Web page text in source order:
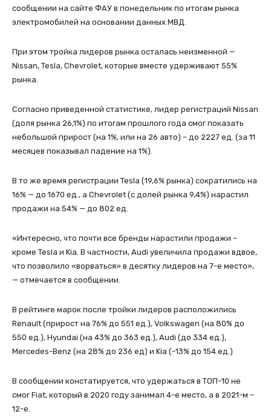
сообщении на сайте ФАУ в понедельник по итогам рынка
электромобилей на основании данных МВД.
При этом тройка лидеров рынка осталась неизменной —
Nissan, Tesla, Chevrolet, которые вместе удерживают 55%
рынка.
Согласно приведенной статистике, лидер регистраций Nissan
(доля рынка 26,1%) по итогам прошлого года смог показать
небольшой прирост (на 1%, или на 26 авто) – до 2227 ед. (за 11
месяцев показывал падение на 1%).
В то же время регистрации Tesla (19,6% рынка) сократились на
16% — до 1670 ед., а Chevrolet (с долей рынка 9,4%) нарастил
продажи на 54% — до 802 ед.
«Интересно, что почти все бренды нарастили продажи –
кроме Tesla и Kia. В частности, Audi увеличила продажи вдвое,
что позволило «ворваться» в десятку лидеров на 7-е место»,
— отмечается в сообщении.
В рейтинге марок после тройки лидеров расположились
Renault (прирост на 76% до 551 ед.), Volkswagen (на 80% до
550 ед.), Hyundai (на 43% до 363 ед.), Audi (до 334 ед.),
Mercedes-Benz (на 28% до 236 ед) и Kia (-13% до 154 ед.)
В сообщении констатируется, что удержаться в ТОП-10 не
смог Fiat, который в 2020 году занимал 4-е место, а в 2021-м –
12-е.